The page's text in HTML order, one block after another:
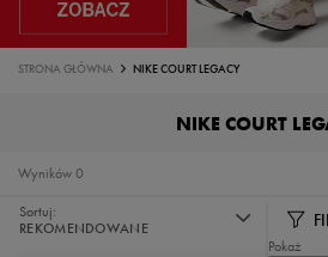
STRONA GŁÓWNA NIKE COURT LEGACY
NIKE COURT
0
Wyników
Sortuj:
REKOMENDOWANE
Pokaż